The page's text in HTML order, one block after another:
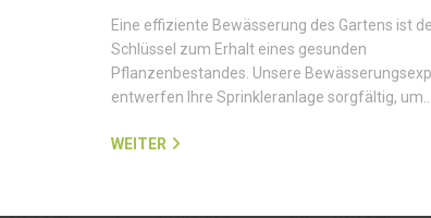
Eine effiziente Bewässerung des Gartens ist
Schlüssel zum Erhalt eines gesunden
Pflanzenbestandes. Unsere
entwerfen Ihre Sprinkleranlage sorgfältig, um…
WEITER